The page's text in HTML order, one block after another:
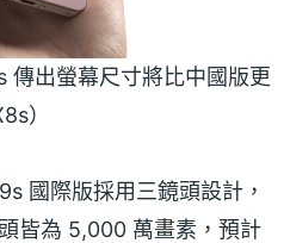
出螢幕尺寸將比中國版更
）
國際版採用三鏡頭設計，
皆為 5,000 萬畫素，預計